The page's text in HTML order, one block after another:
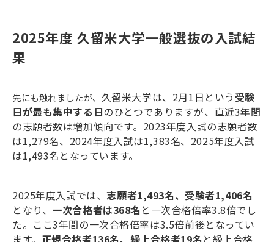
2025年度 久留米大学一般選抜の入試結
果
先にも触れましたが、 久留米大学は、 2月1 日という 受験
日が最も集中する日のひとつでありますが、直近3年間
の志願者数は増加傾向です。 2023年度入試の志願者数
は1,279名、 2024年度入試は1,383名、 2025年度入試
は1,493名となっています。
2025年度入試では、志願者1,493名、受験者1,406名
となり、 一次合格者は368名 と一次合格倍率3.8倍でし
た。ここ3年間の一次合格倍率は3.5倍前後となってい
ます。 正規合格者136名、繰上合格者19名 と繰上合格